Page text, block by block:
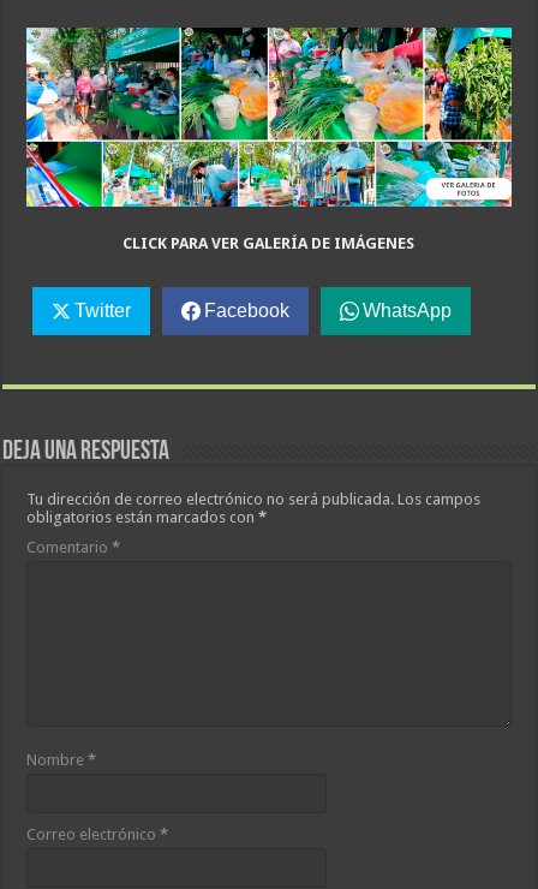
CLICK PARA VER GALERÍA DE IMÁGENES
Twitter Facebook WhatsApp
Deja una respuesta
Tu dirección de correo electrónico no será publicada. Los campos
obligatorios están marcados con*
Comentario*
Nombre*
Correo electrónico*